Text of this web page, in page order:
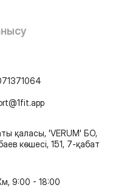
қаласы, 'VERUM' БО,
көшесі, 151, 7-қабат
9:00 - 18:00